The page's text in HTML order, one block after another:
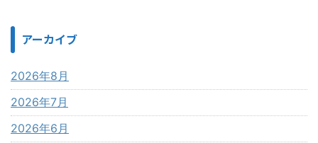
アーカイブ
2026年8月
2026年7月
2026年6月